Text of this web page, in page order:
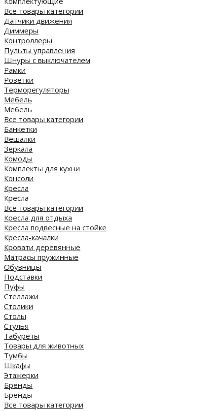
Все товары категории
Датчики движения
Диммеры
Контроллеры
Пульты управления
Шнуры с выключателем
Рамки
Розетки
Терморегуляторы
Мебель
Мебель
Все товары категории
Банкетки
Вешалки
Зеркала
Комоды
Комплекты для кухни
Консоли
Кресла
Кресла
Все товары категории
Кресла для отдыха
Кресла подвесные на стойке
Кресла-качалки
Кровати деревянные
Матрасы пружинные
Обувницы
Подставки
Пуфы
Стеллажи
Столики
Столы
Стулья
Табуреты
Товары для животных
Тумбы
Шкафы
Этажерки
Бренды
Бренды
Все товары категории